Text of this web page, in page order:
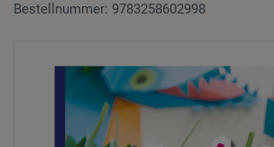
Bestellnummer: 9783258602998